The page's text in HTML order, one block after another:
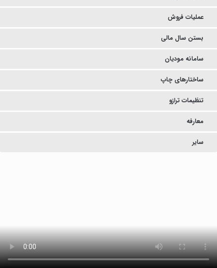
عملیات فروش
بستن سال مالی
سامانه مودیان
ساختارهای چاپ
تنظیمات ترازو
معارفه
سایر